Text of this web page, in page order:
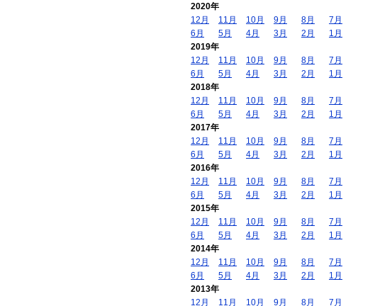
2020年
12月
11月 10月 9月 8月
7月
6月
5月 4月 3月 2月
1月
2019年
12月
11月 10月 9月 8月
7月
6月
5月 4月 3月 2月
1月
2018年
12月
11月 10月 9月 8月
7月
6月
5月 4月 3月 2月
1月
2017年
12月
11月 10月 9月 8月
7月
6月
5月 4月 3月 2月
1月
2016年
12月
11月 10月 9月 8月
7月
6月
5月 4月 3月 2月
1月
2015年
12月
11月 10月 9月 8月
7月
6月
5月 4月 3月 2月
1月
2014年
12月
11月 10月 9月 8月
7月
6月
5月 4月 3月 2月
1月
2013年
12月
11月 10月 9月 8月 7月